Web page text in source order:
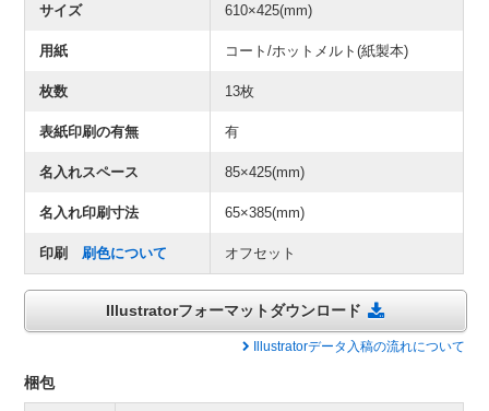
サイズ 610×425(mm)
用紙 コート/ホットメルト(紙製本)
枚数 13枚
表紙印刷の有無 有
名入れスペース 85×425(mm)
名入れ印刷寸法 65×385(mm)
印刷 刷色について オフセット
Illustratorフォーマットダウンロード
Illustratorデータ入稿の流れについて
梱包